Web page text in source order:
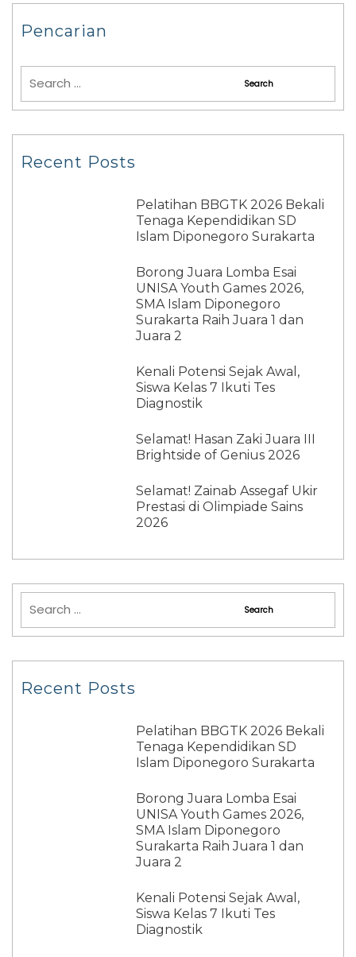
Pencarian
Recent Posts
Pelatihan BBGTK 2026 Bekali
Tenaga Kependidikan SD
Islam Diponegoro Surakarta
Borong Juara Lomba Esai
UNISA Youth Games 2026,
SMA Islam Diponegoro
Surakarta Raih Juara 1 dan
Juara 2
Kenali Potensi Sejak Awal,
Siswa Kelas 7 Ikuti Tes
Diagnostik
Selamat! Hasan Zaki Juara III
Brightside of Genius 2026
Selamat! Zainab Assegaf Ukir
Prestasi di Olimpiade Sains
2026
Recent Posts
Pelatihan BBGTK 2026 Bekali
Tenaga Kependidikan SD
Islam Diponegoro Surakarta
Borong Juara Lomba Esai
UNISA Youth Games 2026,
SMA Islam Diponegoro
Surakarta Raih Juara 1 dan
Juara 2
Kenali Potensi Sejak Awal,
Siswa Kelas 7 Ikuti Tes
Diagnostik